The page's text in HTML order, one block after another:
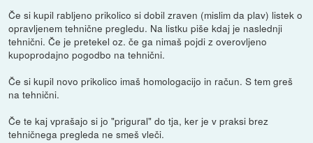
Če si kupil rabljeno prikolico si dobil zraven (mislim da plav) listek o
opravljenem tehnične pregledu. Na listku piše kdaj je naslednji
tehnični. Če je pretekel oz. če ga nimaš pojdi z overovljeno
kupoprodajno pogodbo na tehnični.
Če si kupil novo prikolico imaš homologacijo in račun. S tem greš
na tehnični.
Če te kaj vprašajo si jo "prigural" do tja, ker je v praksi brez
tehničnega pregleda ne smeš vleči.